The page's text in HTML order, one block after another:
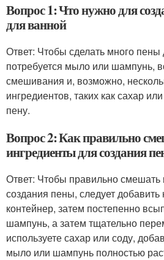
Вопрос 1: Что нужно для
для ванной
Ответ: Чтобы сделать много
потребуется мыло или шампунь,
смешивания и, возможно,
ингредиентов, таких как сахар
пену.
Вопрос 2: Как правильно
ингредиенты для создания
Ответ: Чтобы правильно смешать
создания пены, следует
контейнер, затем постепенно
шампунь, а затем тщательно
используете сахар или соду,
мыло или шампунь полностью